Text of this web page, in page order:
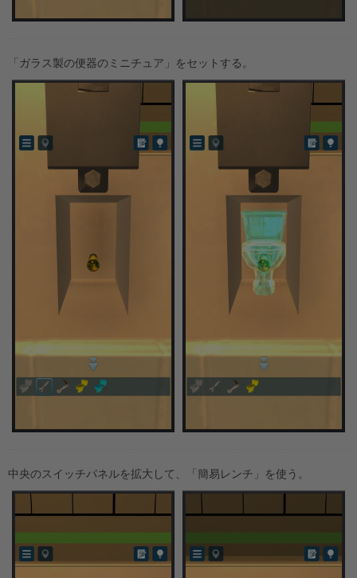
「ガラス製の便器のミニチュア」をセットする。
中央のスイッチパネルを拡大して、「簡易レンチ」を使う。